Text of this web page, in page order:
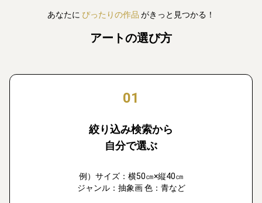
あなたに ぴったりの作品 がきっと見つかる！
アートの選び方
01
絞り込み検索から
自分で選ぶ
例）サイズ：横50㎝×縦40㎝
ジャンル：抽象画 色：青など